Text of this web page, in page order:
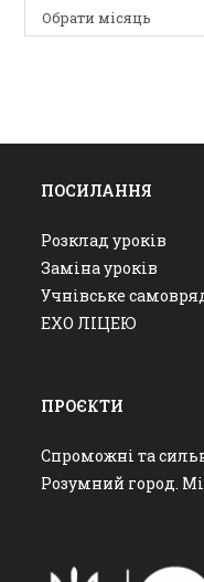
Архіви
Обрати місяць
ПОСИЛАННЯ
Розклад уроків
Заміна уроків
Учнівське
ЕХО ЛІЦЕЮ
ПРОЄКТИ
Спроможні та
Розумний город.